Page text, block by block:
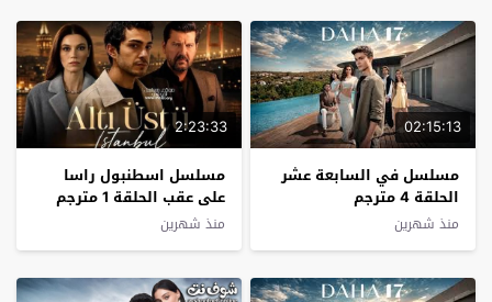
02:15:13
مسلسل في السابعة عشر
الحلقة 4 مترجم
منذ شهرين
2:23:33
مسلسل اسطنبول راسا
على عقب الحلقة 1 مترجم
منذ شهرين